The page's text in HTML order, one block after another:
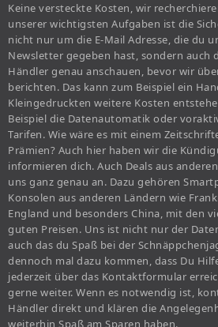
Keine versteckte Kosten, wir
unserer wichtigsten Aufgaben ist die
nicht nur um die E-Mail Adresse, die du
Newsletter gegeben hast, sondern auch
Händler genau anschauen, bevor wir
berichten. Das kann zum Beispiel ein
Kleingedruckten weitere Kosten
Beispiel die Datenautomatik oder
Tarifen. Wie wäre es mit einem
Prämien? Auch hier haben wir die
informieren dich. Auch Deals aus
uns ganz genau an. Dazu gehören
Konsolen aus anderen Ländern wie
England und besonders China, mit den
guten Preisen. Uns ist nicht nur der
auch das du Spaß bei der
dennoch mal dazu kommen, dass Du
jederzeit über das Kontaktformular
gerne weiter. Wenn es notwendig ist,
Händler direkt und klären die
weiterhin Spaß am Sparen haben.